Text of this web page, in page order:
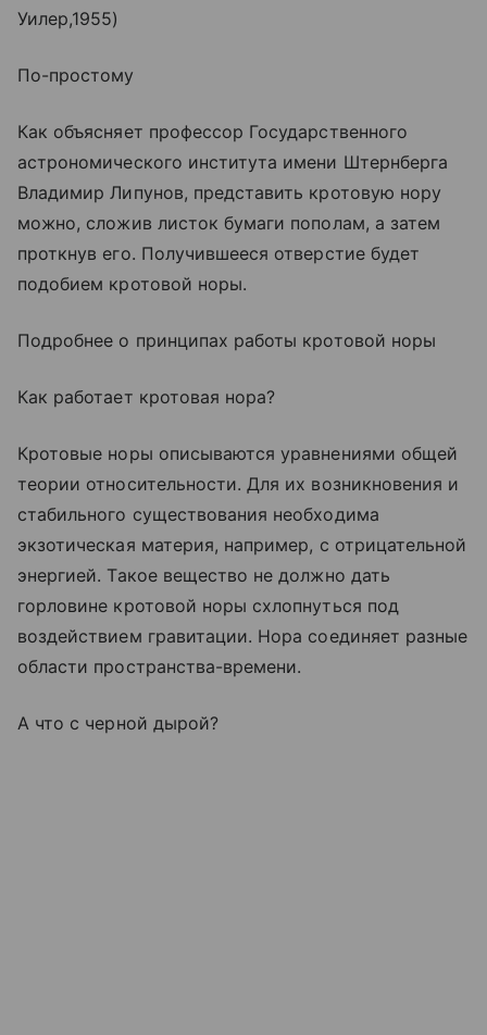
Уилер,1955)
По-простому
Как объясняет профессор Государственного
астрономического института имени Штернберга
Владимир Липунов, представить кротовую нору
можно, сложив листок бумаги пополам, а затем
проткнув его. Получившееся отверстие будет
подобием кротовой норы.
Подробнее о принципах работы кротовой норы
Как работает кротовая нора?
Кротовые норы описываются уравнениями общей
теории относительности. Для их возникновения и
стабильного существования необходима
экзотическая материя, например, с отрицательной
энергией. Такое вещество не должно дать
горловине кротовой норы схлопнуться под
воздействием гравитации. Нора соединяет разные
области пространства-времени.
А что с черной дырой?